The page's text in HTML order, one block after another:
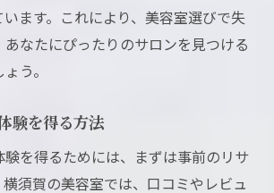
ます。これにより、美容室選びで失
なたにぴったりのサロンを見つける
う。
験を得る方法
を得るためには、まずは事前のリサ
須賀の美容室では、口コミやレビュ